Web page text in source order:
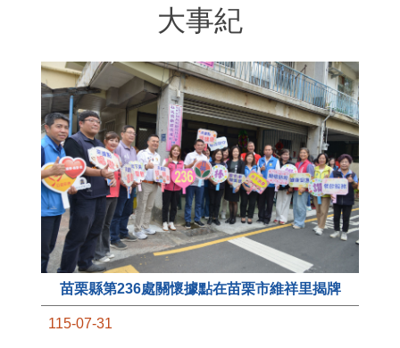
大事紀
苗栗縣第236處關懷據點在苗栗市維祥里揭牌
115-07-31